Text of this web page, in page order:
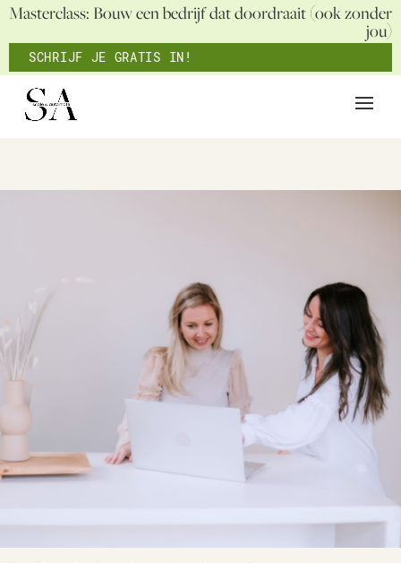
Masterclass: Bouw een bedrijf dat doordraait (ook zonder
jou)
SCHRIJF JE GRATIS IN!